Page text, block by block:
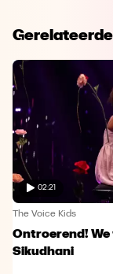
02:21
The Voice Kids
Ontroerend! We
Sikudhani